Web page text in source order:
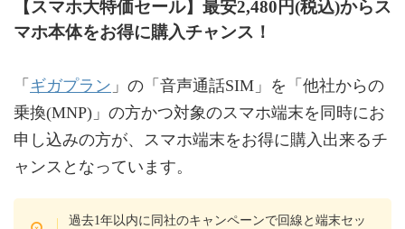
【スマホ大特価セール】最安2,480円(税込)からス
マホ本体をお得に購入チャンス！
「 ギガプラン 」の「音声通話SIM」を「他社からの
乗換(MNP)」の方かつ対象のスマホ端末を同時にお
申し込みの方が、スマホ端末をお得に購入出来るチ
ャンスとなっています。
過去1年以内に同社のキャンペーンで回線と端末セッ